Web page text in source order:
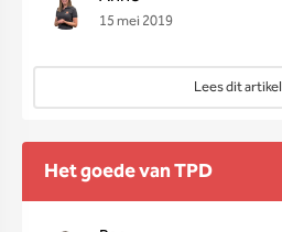
15 mei 2019
Lees dit artikel
Het goede van TPD